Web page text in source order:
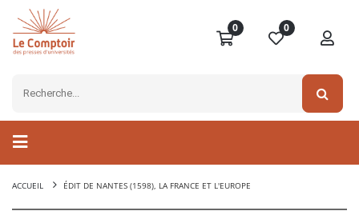
0 0
ACCUEIL ÉDIT DE NANTES (1598), LA FRANCE ET L'EUROPE